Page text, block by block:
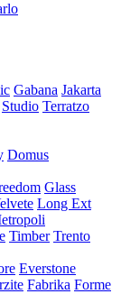
Gabana Jakarta
Studio Terratzo
Domus
Glass
Long Ext
Timber Trento
Everstone
Fabrika Forme